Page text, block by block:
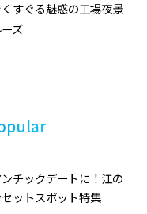
すぐる魅惑の工場夜景
ズ
チックデートに！江の
ットスポット特集